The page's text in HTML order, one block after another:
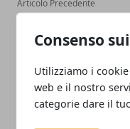
Consenso
Utilizziamo i
web e il nostro
categorie dare il
Articolo Precedente
casa: idee e consigli